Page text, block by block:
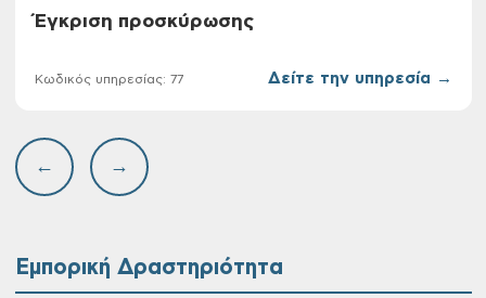
Έγκριση προσκύρωσης
Κωδικός υπηρεσίας: 77 Δείτε την υπηρεσία →
← →
Εμπορική Δραστηριότητα